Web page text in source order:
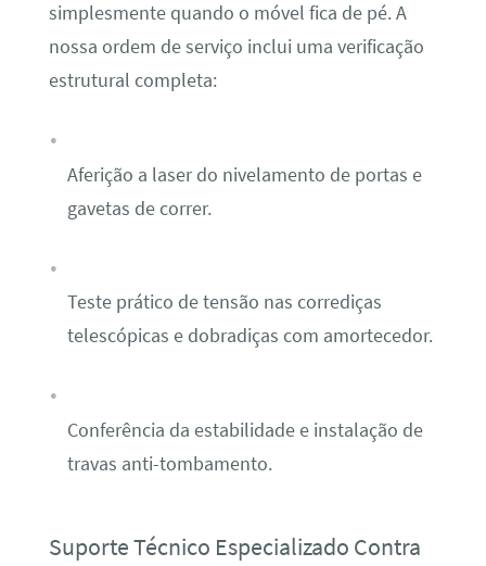
simplesmente quando o móvel fica de pé. A
nossa ordem de serviço inclui uma verificação
estrutural completa:
Aferição a laser do nivelamento de portas e
gavetas de correr.
Teste prático de tensão nas corrediças
telescópicas e dobradiças com amortecedor.
Conferência da estabilidade e instalação de
travas anti-tombamento.
Suporte Técnico Especializado Contra